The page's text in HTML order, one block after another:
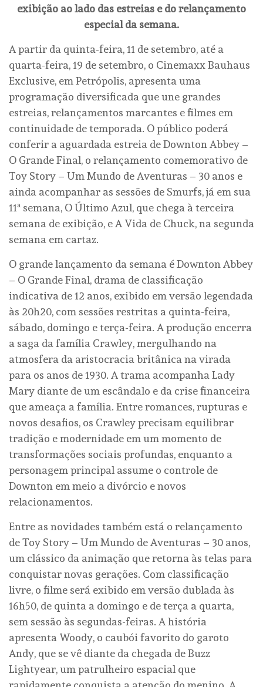
exibição ao lado das estreias e do relançamento
especial da semana.
A partir da quinta-feira, 11 de setembro, até a
quarta-feira, 19 de setembro, o Cinemaxx Bauhaus
Exclusive, em Petrópolis, apresenta uma
programação diversificada que une grandes
estreias, relançamentos marcantes e filmes em
continuidade de temporada. O público poderá
conferir a aguardada estreia de Downton Abbey –
O Grande Final, o relançamento comemorativo de
Toy Story – Um Mundo de Aventuras – 30 anos e
ainda acompanhar as sessões de Smurfs, já em sua
11ª semana, O Último Azul, que chega à terceira
semana de exibição, e A Vida de Chuck, na segunda
semana em cartaz.
O grande lançamento da semana é Downton Abbey
– O Grande Final, drama de classificação
indicativa de 12 anos, exibido em versão legendada
às 20h20, com sessões restritas a quinta-feira,
sábado, domingo e terça-feira. A produção encerra
a saga da família Crawley, mergulhando na
atmosfera da aristocracia britânica na virada
para os anos de 1930. A trama acompanha Lady
Mary diante de um escândalo e da crise financeira
que ameaça a família. Entre romances, rupturas e
novos desafios, os Crawley precisam equilibrar
tradição e modernidade em um momento de
transformações sociais profundas, enquanto a
personagem principal assume o controle de
Downton em meio a divórcio e novos
relacionamentos.
Entre as novidades também está o relançamento
de Toy Story – Um Mundo de Aventuras – 30 anos,
um clássico da animação que retorna às telas para
conquistar novas gerações. Com classificação
livre, o filme será exibido em versão dublada às
16h50, de quinta a domingo e de terça a quarta,
sem sessão às segundas-feiras. A história
apresenta Woody, o caubói favorito do garoto
Andy, que se vê diante da chegada de Buzz
Lightyear, um patrulheiro espacial que